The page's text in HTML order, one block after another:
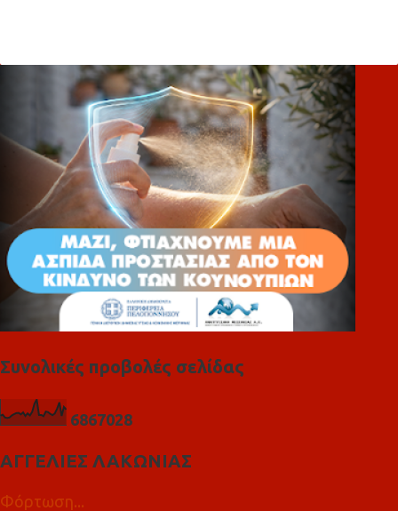
λ
Συνολικές προβολές σελίδας
6867028
ΑΓΓΕΛΙΕΣ ΛΑΚΩΝΙΑΣ
Φόρτωση...